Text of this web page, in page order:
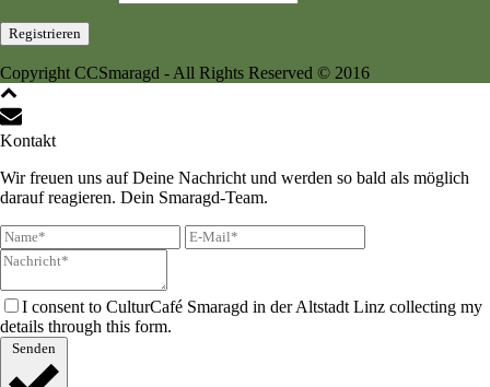
Copyright CCSmaragd - All Rights Reserved © 2016
Kontakt
Wir freuen uns auf Deine Nachricht und werden so bald als möglich
darauf reagieren. Dein Smaragd-Team.
I consent to CulturCafé Smaragd in der Altstadt Linz collecting my
details through this form.
Senden